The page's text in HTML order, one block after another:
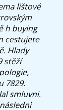
lištové
h buying
cestujete
Hlady
stěží
7829.
smluvni.